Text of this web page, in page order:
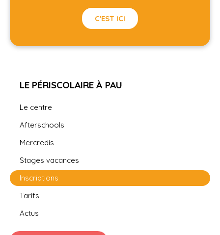
C'EST ICI
LE PÉRISCOLAIRE À PAU
Le centre
Afterschools
Mercredis
Stages vacances
Inscriptions
Tarifs
Actus